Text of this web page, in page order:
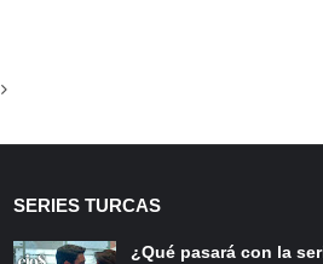
SERIES TURCAS
¿Qué pasará con la